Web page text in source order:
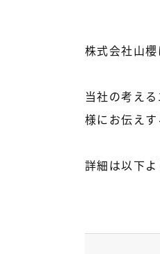
株式会社山
当社の考え
様にお伝え
詳細は以下よ